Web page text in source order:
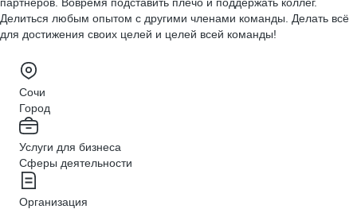
Делиться любым опытом с другими членами команды. Делать всё
для достижения своих целей и целей всей команды!
Сочи
Город
Услуги для бизнеса
Сферы деятельности
Организация